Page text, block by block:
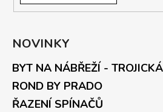
NOVINKY
BYT NA NÁBŘEŽÍ -
ROND BY PRADO
ŘAZENÍ SPÍNAČŮ